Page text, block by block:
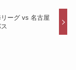
ーグ vs 名古屋